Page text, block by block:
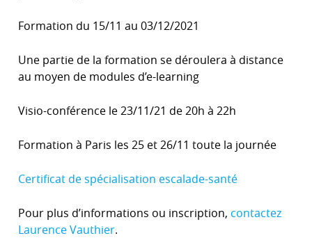
Formation du 15/11 au 03/12/2021
Une partie de la formation se déroulera à distance
au moyen de modules d’e-learning
Visio-conférence le 23/11/21 de 20h à 22h
Formation à Paris les 25 et 26/11 toute la journée
Certificat de spécialisation escalade-santé
Pour plus d’informations ou inscription, contactez
Laurence Vauthier.